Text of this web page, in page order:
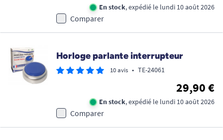
En stock, expédié le lundi 10 août 2026
Comparer
Horloge parlante interrupteur
10 avis • TE-24061
29,90 €
En stock, expédié le lundi 10 août 2026
Comparer